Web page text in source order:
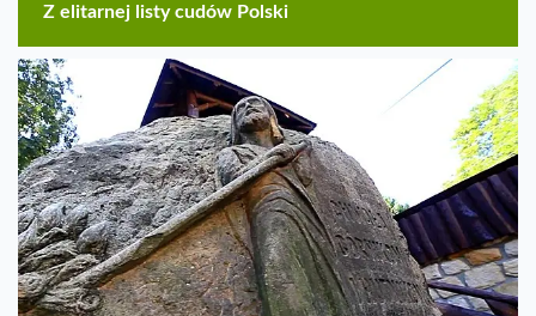
Z elitarnej listy cudów Polski